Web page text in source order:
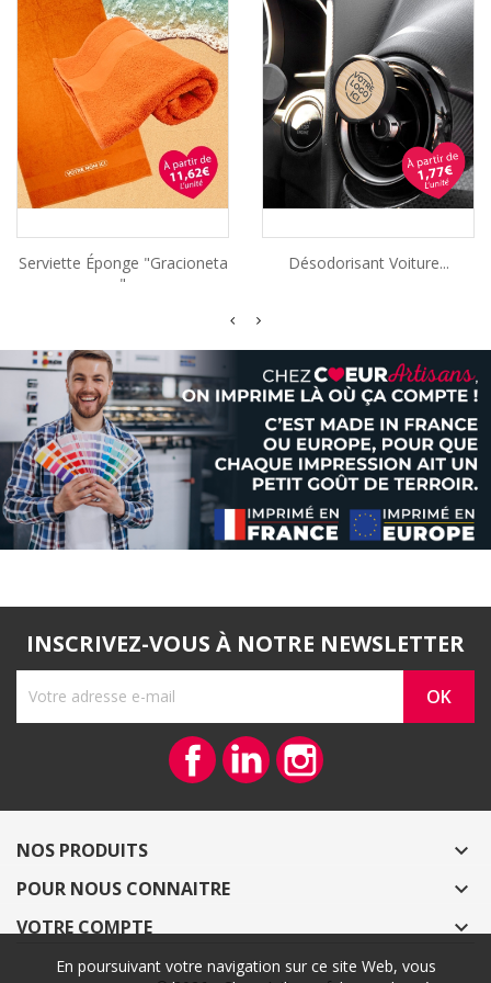
Serviette Éponge "Gracioneta
"
Désodorisant Voiture...
INSCRIVEZ-VOUS À NOTRE NEWSLETTER
FacebookVimeo
NOS PRODUITS 
POUR NOUS CONNAITRE 
VOTRE COMPTE 
En poursuivant votre navigation sur ce site Web, vous